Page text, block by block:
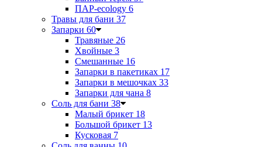
ПАР-ecology 6
Травы для бани 37
Запарки 60
Травяные 26
Хвойные 3
Смешанные 16
Запарки в пакетиках 17
Запарки в мешочках 33
Запарки для чана 8
Соль для бани 38
Малый брикет 18
Большой брикет 13
Кусковая 7